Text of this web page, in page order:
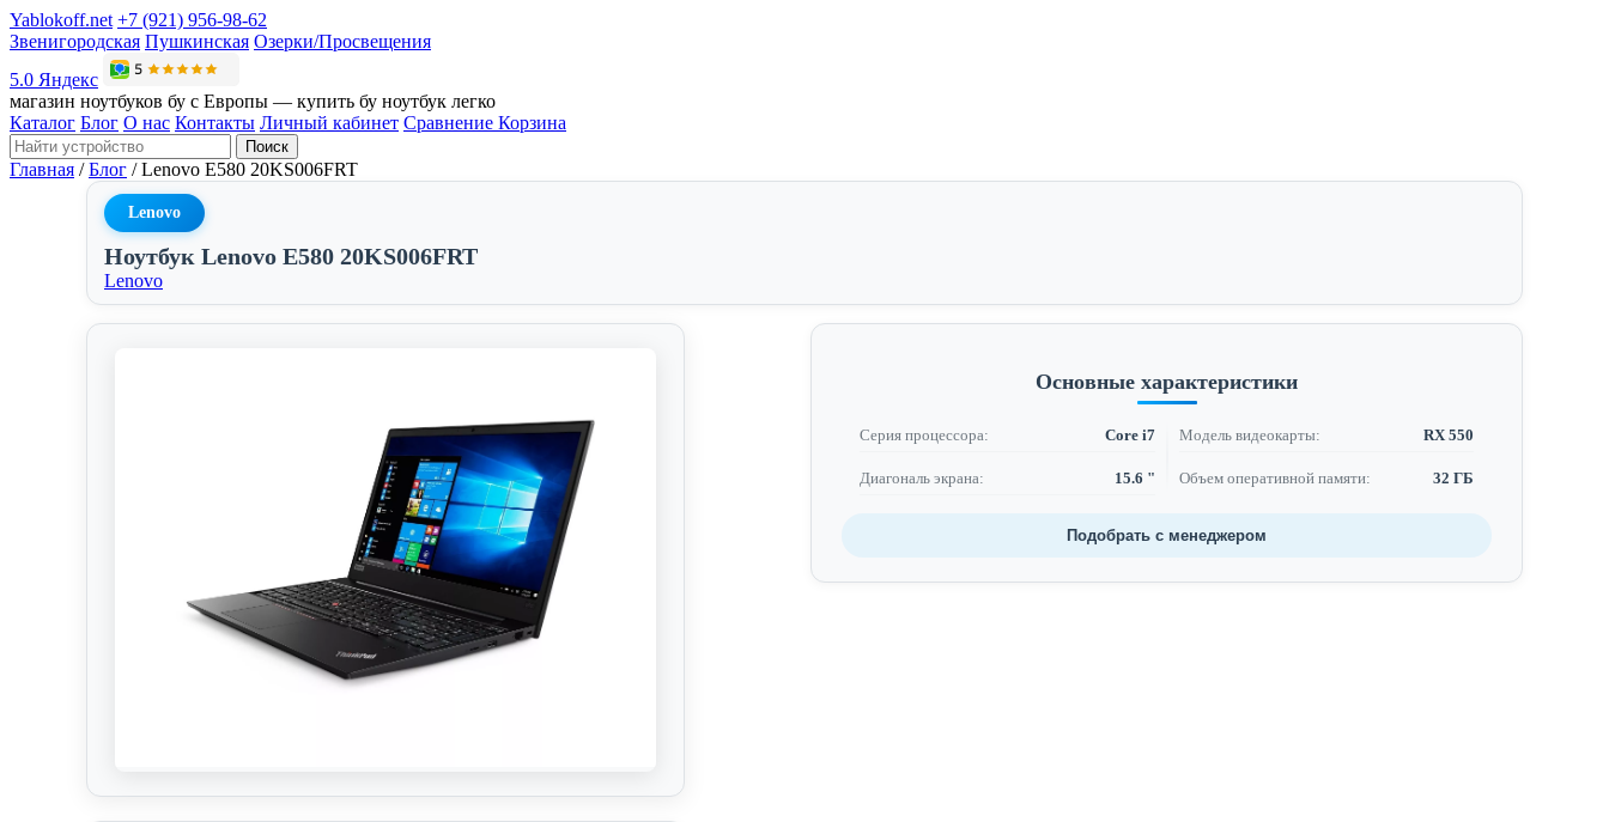
Yablokoff.net +7 (921) 956-98-62
Звенигородская Пушкинская Озерки/Просвещения
5.0 Яндекс
магазин ноутбуков бу с Европы — купить бу ноутбук легко
Каталог Блог О нас Контакты Личный кабинет Сравнение Корзина
Поиск
Главная / Блог / Lenovo E580 20KS006FRT
Lenovo
Ноутбук Lenovo E580 20KS006FRT
Lenovo
Основные характеристики
Серия процессора: Core i7 Модель видеокарты: RX 550
Диагональ экрана: 15.6 " Объем оперативной памяти: 32 ГБ
Подобрать с менеджером